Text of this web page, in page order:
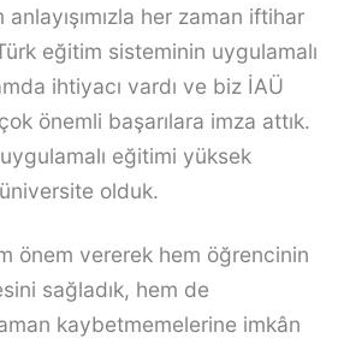
her zaman iftihar
eğitim sisteminin uygulamalı
ihtiyacı vardı ve biz İAÜ
önemli başarılara imza attık.
eğitimi yüksek
olduk.
önem vererek hem öğrencinin
sağladık, hem de
kaybetmemelerine imkân